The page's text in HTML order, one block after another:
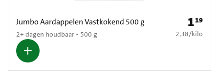
Jumbo Aardappelen Vastkokend 500 g
2+ dagen houdbaar • 500 g
Prijs: €
119
€ 2,38 per kilo
2,38/kilo